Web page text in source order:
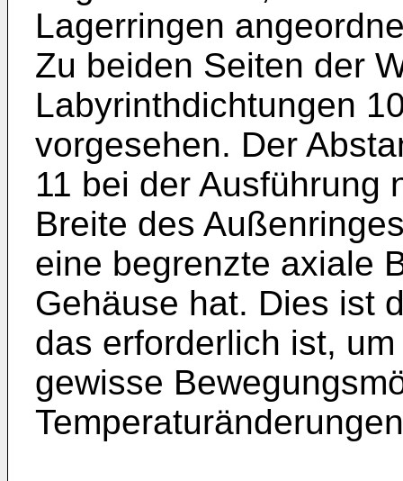
Lagerringen
Zu beiden Seiten der
Labyrinthdichtungen
vorgesehen. Der
11 bei der Ausführung
Breite des
eine begrenzte axiale
Gehäuse hat. Dies ist
das erforderlich ist,
gewisse